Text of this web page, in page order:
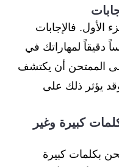
الأول. فالإجابات
دقيقاً لمهاراتك في
الممتحن أن يكتشف
يؤثر ذلك على
كبيرة وغير
بكلمات كبيرة